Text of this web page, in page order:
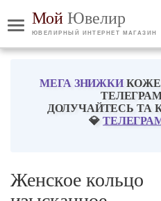
Мой Ювелир
ЮВЕЛИРНЫЙ ИНТЕРНЕТ МАГАЗИН
МЕГА ЗНИЖКИ
ДОЛУЧАЙТЕСЬ ТА
💎
Женское кольцо